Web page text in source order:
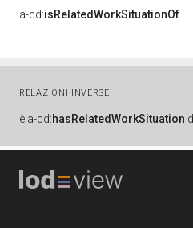
a-cd:isRelatedWorkSituationOf
RELAZIONI INVERSE
è a-cd:hasRelatedWorkSituation